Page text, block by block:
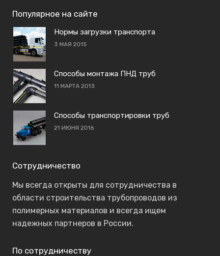
Популярное на сайте
Нормы загрузки транспорта
3 МАЯ 2015
Способы монтажа ПНД труб
11 МАРТА 2013
Способы транспортировки труб
21 ИЮНЯ 2016
Сотрудничество
Мы всегда открыты для сотрудничества в
области строительства трубопроводов из
полимерных материалов и всегда ищем
надежных партнеров в России.
По сотрудничеству